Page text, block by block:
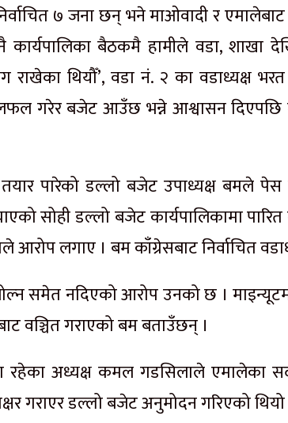
७ जना छन् भने माओवादी र
कार्यपालिका बैठकमै हामीले वडा, शाखा
थियौँ’, वडा नं. २ का वडाध्यक्ष
गरेर बजेट आउँछ भन्ने आश्वासन दिएपछि
पारेको डल्लो बजेट उपाध्यक्ष बमले
सोही डल्लो बजेट कार्यपालिकामा
लगाए । बम काँग्रेसबाट निर्वाचित
समेत नदिएको आरोप उनको छ । माइन्यूटमा
वञ्चित गराएको बम बताउँछन् ।
रहेका अध्यक्ष कमल गडसिलाले एमालेका
गराएर डल्लो बजेट अनुमोदन गरिएको थियो